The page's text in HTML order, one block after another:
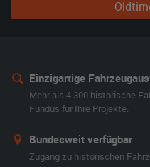
Einzigartige
Mehr als 4.300 historische
Fundus für Ihre Projekte.
Bundesweit verfügbar
Zugang zu historischen